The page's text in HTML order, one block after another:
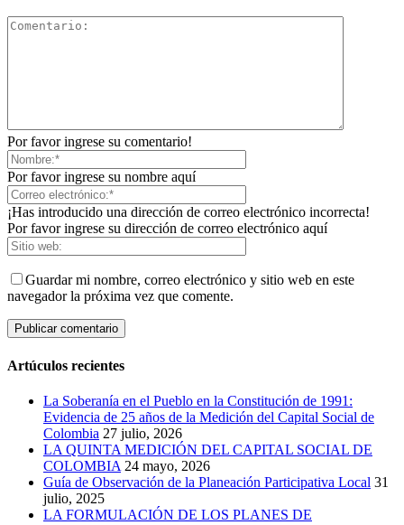
Por favor ingrese su comentario!
Por favor ingrese su nombre aquí
¡Has introducido una dirección de correo electrónico incorrecta!
Por favor ingrese su dirección de correo electrónico aquí
Guardar mi nombre, correo electrónico y sitio web en este
navegador la próxima vez que comente.
Artúculos recientes
La Soberanía en el Pueblo en la Constitución de 1991:
Evidencia de 25 años de la Medición del Capital Social de
Colombia 27 julio, 2026
LA QUINTA MEDICIÓN DEL CAPITAL SOCIAL DE
COLOMBIA 24 mayo, 2026
Guía de Observación de la Planeación Participativa Local 31
julio, 2025
LA FORMULACIÓN DE LOS PLANES DE